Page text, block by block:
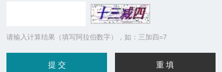
请输入计算结果（填写阿拉伯数字），如：三加四=7